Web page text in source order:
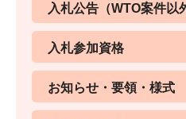
入札公告（WTO案件以
入札参加資格
お知らせ・要領・様式